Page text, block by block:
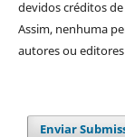
devidos créditos
Assim, nenhuma
autores ou editores
Enviar